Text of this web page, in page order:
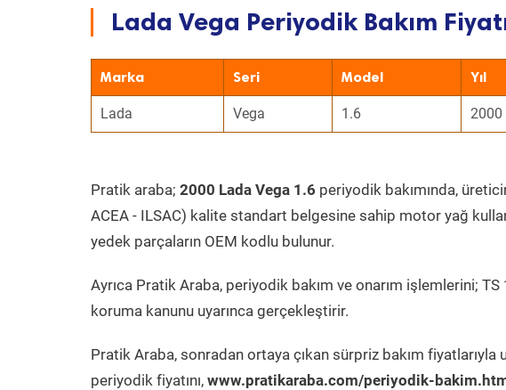
Lada Vega Periyodik Bakım
Marka Seri Model Yıl
Lada Vega 1.6 2000
Pratik araba; 2000 Lada Vega 1.6 periyodik bakımında,
ACEA - ILSAC) kalite standart belgesine sahip motor yağ
yedek parçaların OEM kodlu bulunur.
Ayrıca Pratik Araba, periyodik bakım ve onarım işlemlerini;
koruma kanunu uyarınca gerçekleştirir.
Pratik Araba, sonradan ortaya çıkan sürpriz bakım fiyatlarıyla
periyodik fiyatını, www.pratikaraba.com/periyodik-